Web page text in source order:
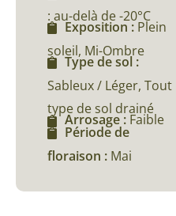
: au-delà de -20°C
Exposition : Plein
soleil, Mi-Ombre
Type de sol :
Sableux / Léger, Tout
type de sol drainé
Arrosage : Faible
Période de
floraison : Mai